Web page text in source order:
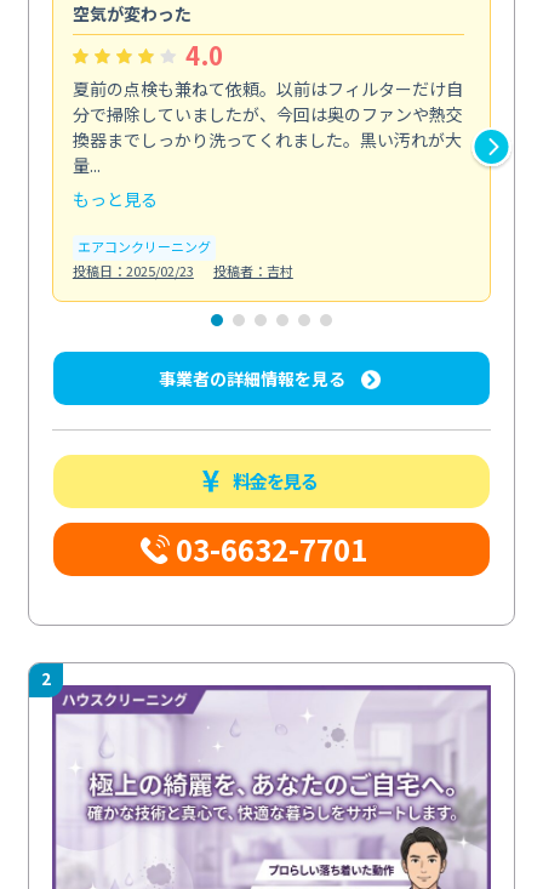
空気が変わった
4.0
夏前の点検も兼ねて依頼。以前はフィルターだけ自
分で掃除していましたが、今回は奥のファンや熱交
換器までしっかり洗ってくれました。黒い汚れが大
量...
もっと見る
エアコンクリーニング
投稿日：2025/02/23
投稿者：吉村
事業者の詳細情報を見る
料金を見る
03-6632-7701
2